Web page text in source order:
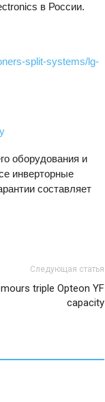
в России.
split-systems/lg-
оборудования и
инверторные
составляет
Следующая статья
triple Opteon YF
capacity